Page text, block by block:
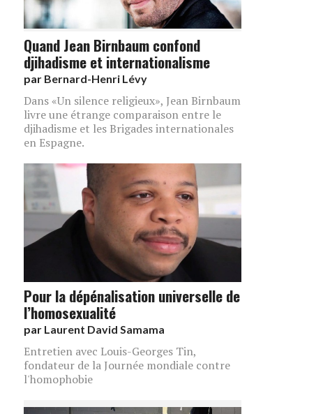
Quand Jean Birnbaum confond
djihadisme et internationalisme
par Bernard-Henri Lévy
Dans «Un silence religieux», Jean Birnbaum
livre une étrange comparaison entre le
djihadisme et les Brigades internationales
en Espagne.
Pour la dépénalisation universelle de
l’homosexualité
par Laurent David Samama
Entretien avec Louis-Georges Tin,
fondateur de la Journée mondiale contre
l'homophobie